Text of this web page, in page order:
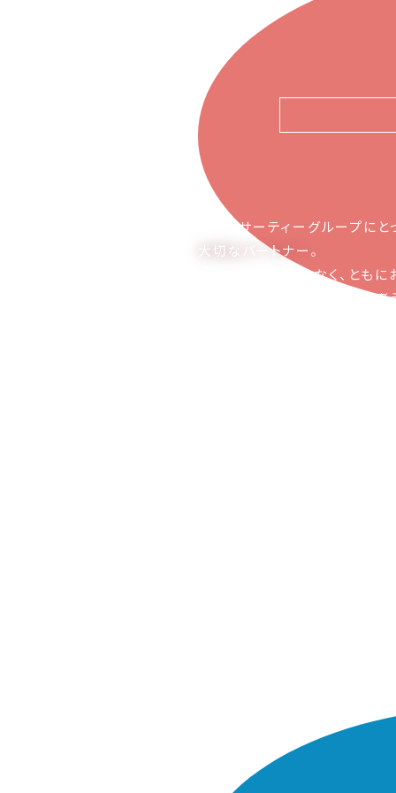
ピアーサーティーグループにと
大切なパートナー。
お取引の関係ではなく、とも
かち合える関係でありたいと考